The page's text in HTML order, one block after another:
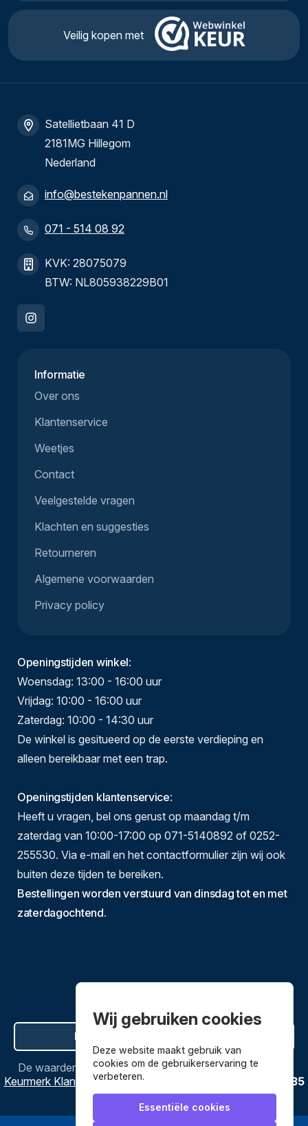
Veilig kopen met
Satellietbaan 41 D
2181MG Hillegom
Nederland
info@bestekenpannen.nl
071 - 514 08 92
KVK: 28075079
BTW: NL805938229B01
Informatie
Over ons
Klantenservice
Weetjes
Contact
Veelgestelde vragen
Klachten en suggesties
Retourneren
Algemene voorwaarden
Privacy policy
Openingstijden winkel:
Woensdag: 13:00 - 16:00 uur
Vrijdag: 10:00 - 16:00 uur
Zaterdag: 10:00 - 14:30 uur
De winkel is gesitueerd op de eerste verdieping en
alleen bereikbaar met een trap.
Openingstijden klantenservice:
Heeft u vragen, bel ons gerust op maandag t/m
zaterdag van 10:00-17:00 op 071-5140892 of 0252-
255530. Via e-mail en het contactformulier zijn wij ook
buiten deze tijden te bereiken.
Bestellingen worden verstuurd van dinsdag tot en met
zaterdagochtend.
Hier de overeenkomst ontbinden
De waardering vanBestekenpannen.nlbijWebwinkel
Keurmerk Klantbeoordelingen
3635
reviews.
Wij gebruiken cookies
Deze website maakt gebruik van
cookies om de gebruikerservaring te
verbeteren.
Essentiële cookies